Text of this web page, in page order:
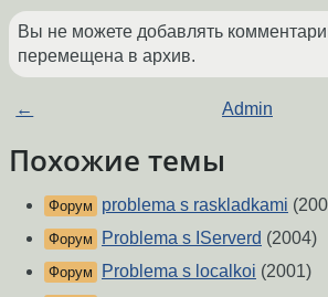
Вы не можете добавлять
перемещена в архив.
← Admin
Похожие темы
Форум problema s raskladkami
Форум Problema s IServerd (2004)
Форум Problema s localkoi (2001)